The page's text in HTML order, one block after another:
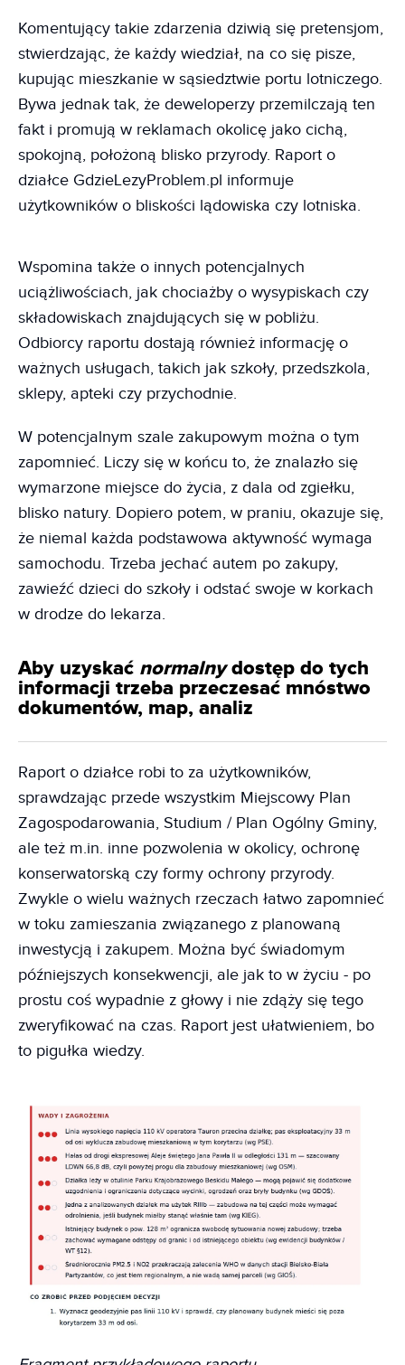
Komentujący takie zdarzenia dziwią się pretensjom,
stwierdzając, że każdy wiedział, na co się pisze,
kupując mieszkanie w sąsiedztwie portu lotniczego.
Bywa jednak tak, że deweloperzy przemilczają ten
fakt i promują w reklamach okolicę jako cichą,
spokojną, położoną blisko przyrody. Raport o
działce GdzieLezyProblem.pl informuje
użytkowników o bliskości lądowiska czy lotniska.
Wspomina także o innych potencjalnych
uciążliwościach, jak chociażby o wysypiskach czy
składowiskach znajdujących się w pobliżu.
Odbiorcy raportu dostają również informację o
ważnych usługach, takich jak szkoły, przedszkola,
sklepy, apteki czy przychodnie.
W potencjalnym szale zakupowym można o tym
zapomnieć. Liczy się w końcu to, że znalazło się
wymarzone miejsce do życia, z dala od zgiełku,
blisko natury. Dopiero potem, w praniu, okazuje się,
że niemal każda podstawowa aktywność wymaga
samochodu. Trzeba jechać autem po zakupy,
zawieźć dzieci do szkoły i odstać swoje w korkach
w drodze do lekarza.
Aby uzyskać normalnydostęp do tych
informacji trzeba przeczesać mnóstwo
dokumentów, map, analiz
Raport o działce robi to za użytkowników,
sprawdzając przede wszystkim Miejscowy Plan
Zagospodarowania, Studium / Plan Ogólny Gminy,
ale też m.in. inne pozwolenia w okolicy, ochronę
konserwatorską czy formy ochrony przyrody.
Zwykle o wielu ważnych rzeczach łatwo zapomnieć
w toku zamieszania związanego z planowaną
inwestycją i zakupem. Można być świadomym
późniejszych konsekwencji, ale jak to w życiu - po
prostu coś wypadnie z głowy i nie zdąży się tego
zweryfikować na czas. Raport jest ułatwieniem, bo
to pigułka wiedzy.